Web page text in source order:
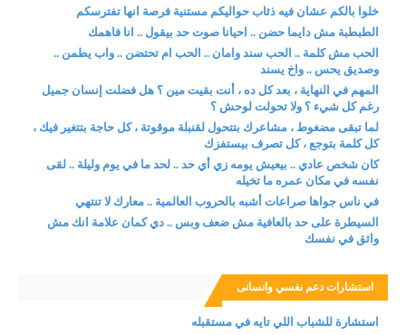
خلوا بالكم عشان فيه ذئاب حواليكم مستنية فرصة انها تفترسكم
الطبطبة مش دايما حضن .. احيانا صوت حد بيقول .. انا فاهمك
الحب مش كلمة .. الحب سند وامان .. الحب ام تحتضن .. واب يطمن ..
وصديق يحس .. واخ يسند
المهم في النهاية ، بعد كل ده ، أنت بقيت مين ؟ هل فضلت إنسان جميل
رغم كل شيء ؟ ولا تحولت لوحش ؟
لما تبقى مضغوط ، مشاعرك بتتحول لقنبلة موقوتة ، كل حاجة بتتغير فيك ،
كل كلمة بتوجع ، كل تصرف بيستفزك
كان شخص عادي .. بيعيش يومه زي أي حد .. لحد ما في يوم وليلة .. لقى
نفسه في مكان عمره ما تخيله
في ناس جواها صراعات أشبه بالحروب العالمية .. معارك لا تنتهي
السيطرة على حد بالعافية مش ضعف وبس .. دي كمان علامة انك مش
واثق في نفسك
استشارات دعم نفسي وانسانى
استشارة للشباب اللي تايه في مستقبله